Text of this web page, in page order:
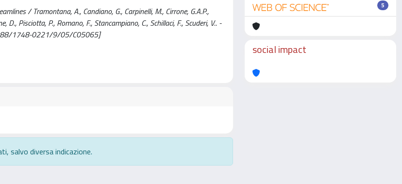
/ Tramontana, A., Candiano, G., Carpinelli, M., Cirrone, G.A.P.,
D., Pisciotta, P., Romano, F., Stancampiano, C., Schillaci, F., Scuderi, V.. -
1748-0221/9/05/C05065]
salvo diversa indicazione.
5
social impact